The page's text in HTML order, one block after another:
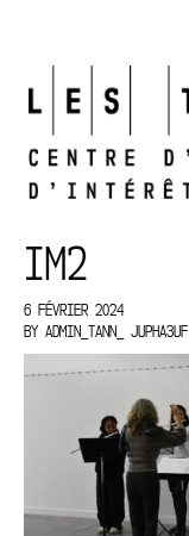
IM2
6 FÉVRIER 2024
BY ADMIN_TANN_ JUPHA3UF